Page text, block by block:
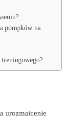
pompków na
urozmaicenie